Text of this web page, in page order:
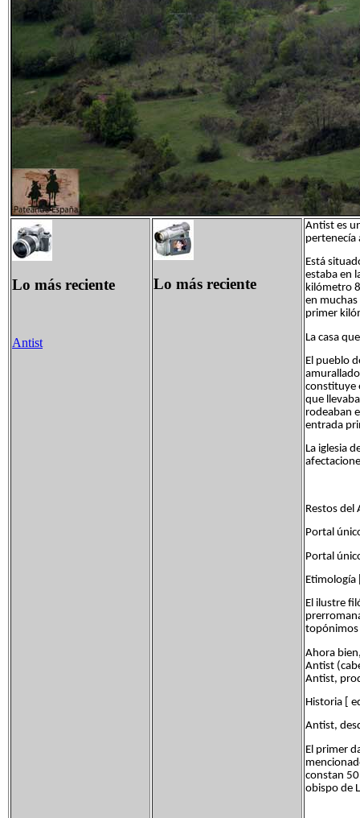
Lo más reciente
Antist
Lo más reciente
Antist es
pertenecía
Está
estaba en
kilómetro
en
primer
La casa
El pueblo
constituye
que
rodeaban
entrada
La iglesia
Restos del
Portal
Portal
El ilustre
topónimos
Ahora
Antist
Antist,
Historia [
Antist,
El primer
constan
obispo de